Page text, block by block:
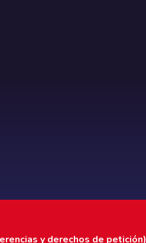
y derechos de petición)